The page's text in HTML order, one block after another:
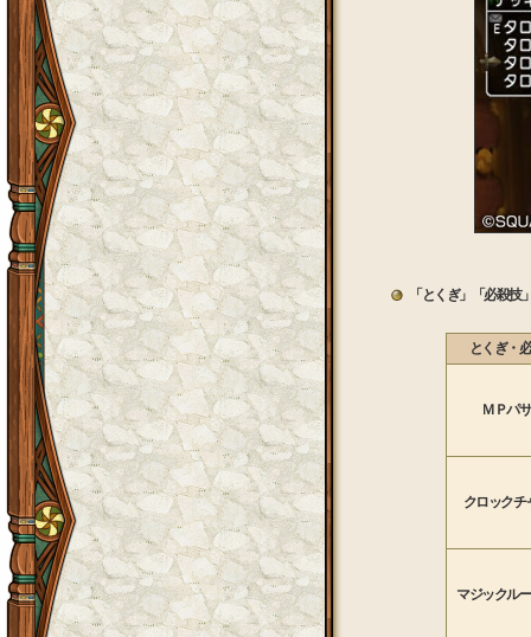
「とくぎ」「必殺
とくぎ・
ＭＰパ
クロックチ
マジックル